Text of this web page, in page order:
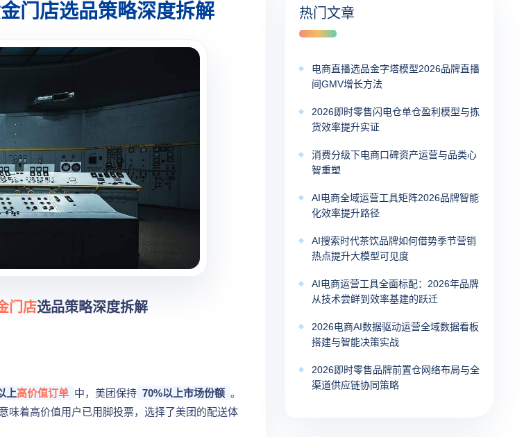
门店选品策略深度拆解
门店选品策略深度拆解
上高价值订单 中，美团保持 70%以上市场份额 。
着高价值用户已用脚投票，选择了美团的配送体
热门文章
电商直播选品金字塔模型2026品牌直播
间GMV增长方法
2026即时零售闪电仓单仓盈利模型与拣
货效率提升实证
消费分级下电商口碑资产运营与品类心
智重塑
AI电商全域运营工具矩阵2026品牌智能
化效率提升路径
AI搜索时代茶饮品牌如何借势季节营销
热点提升大模型可见度
AI电商运营工具全面标配：2026年品牌
从技术尝鲜到效率基建的跃迁
2026电商AI数据驱动运营全域数据看板
搭建与智能决策实战
2026即时零售品牌前置仓网络布局与全
渠道供应链协同策略